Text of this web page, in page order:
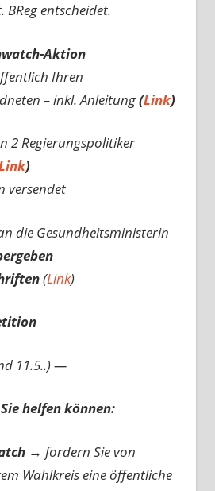
BReg entscheidet.
Aktion
Ihren
– inkl. Anleitung(Link)
2 Regierungspolitiker
)
versendet
die Gesundheitsministerin
(Link)
11.5..) —
helfen können:
→ fordern Sie von
Wahlkreis eine öffentliche